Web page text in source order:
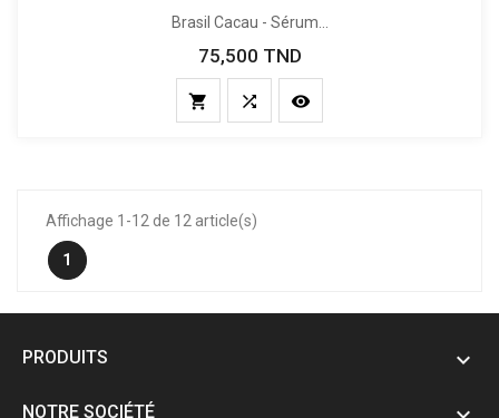
Brasil Cacau - Sérum...
Prix
75,500 TND
  
Affichage 1-12 de 12 article(s)
1
PRODUITS 
NOTRE SOCIÉTÉ